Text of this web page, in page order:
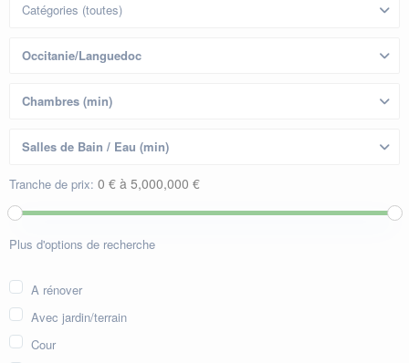
Catégories (toutes)
Tranche de prix: 0 € à 5,000,000 €
Plus d'options de recherche
A rénover
Avec jardin/terrain
Cour